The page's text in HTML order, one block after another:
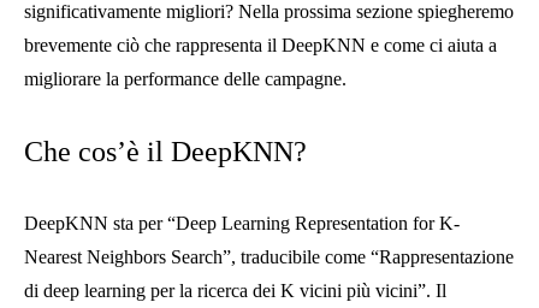
significativamente migliori? Nella prossima sezione spiegheremo
brevemente ciò che rappresenta il DeepKNN e come ci aiuta a
migliorare la performance delle campagne.
Che cos’è il DeepKNN?
DeepKNN sta per “Deep Learning Representation for K-
Nearest Neighbors Search”, traducibile come “Rappresentazione
di deep learning per la ricerca dei K vicini più vicini”. Il